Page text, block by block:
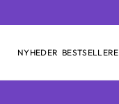
NYHEDER BESTSELLERE